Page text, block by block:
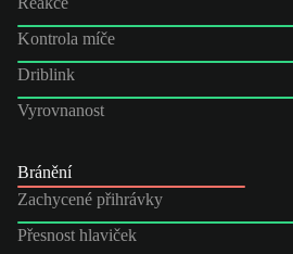
Kontrola míče
Driblink
Vyrovnanost
Bránění
Zachycené přihrávky
Přesnost hlaviček